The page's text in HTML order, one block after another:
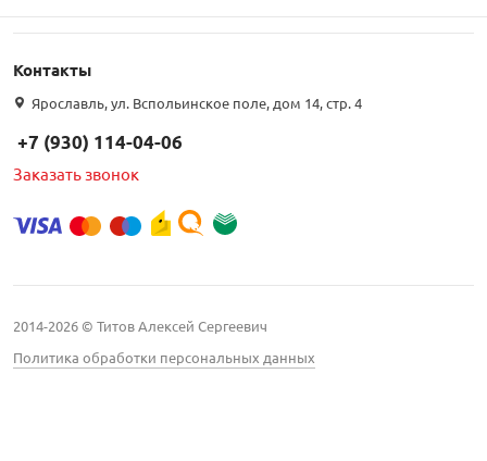
Контакты
Ярославль, ул. Вспольинское поле, дом 14, стр. 4
+7 (930) 114-04-06
Заказать звонок
2014-2026 © Титов Алексей Сергеевич
Политика обработки персональных данных